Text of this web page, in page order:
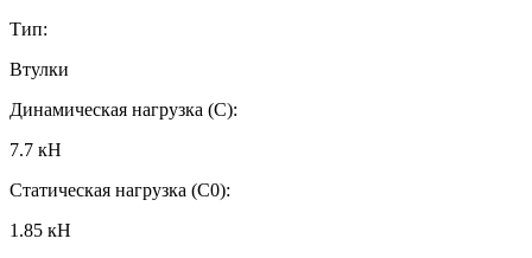
Тип:
Втулки
Динамическая нагрузка (C):
7.7 кН
Статическая нагрузка (C0):
1.85 кН